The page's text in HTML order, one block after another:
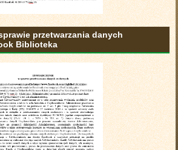
przetwarzania danych
Biblioteka